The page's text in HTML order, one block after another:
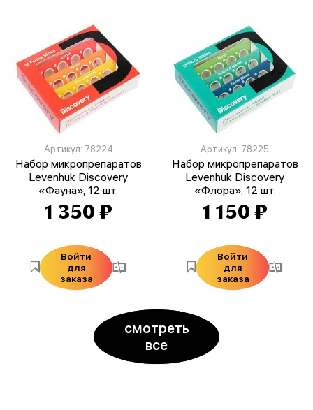
Артикул: 78224
Набор микропрепаратов
Levenhuk Discovery
«Фауна», 12 шт.
1 350 ₽
Войти
для
заказа
Артикул: 78225
Набор микропрепаратов
Levenhuk Discovery
«Флора», 12 шт.
1 150 ₽
Войти
для
заказа
смотреть
все